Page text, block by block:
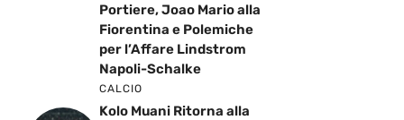
Portiere, Joao Mario alla
Fiorentina e Polemiche
per l’Affare Lindstrom
Napoli-Schalke
CALCIO
Kolo Muani Ritorna alla